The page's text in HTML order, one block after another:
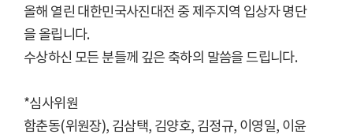
본문
올해 열린 대한민국사진대전 중 제주지역 입상자 명단
을 올립니다.
수상하신 모든 분들께 깊은 축하의 말씀을 드립니다.
*심사위원
함춘동(위원장), 김삼택, 김양호, 김정규, 이영일, 이윤